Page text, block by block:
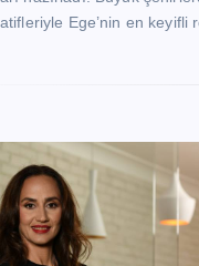
Ege’nin en keyifli